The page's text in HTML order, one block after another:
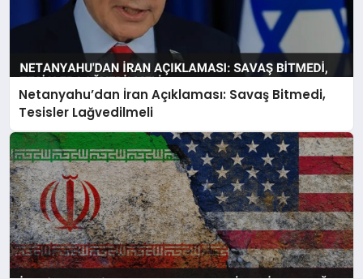
Netanyahu’dan İran Açıklaması: Savaş Bitmedi,
Tesisler Lağvedilmeli